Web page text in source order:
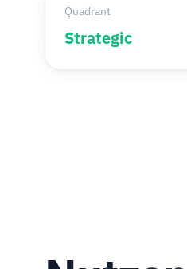
Quadrant
Strategic